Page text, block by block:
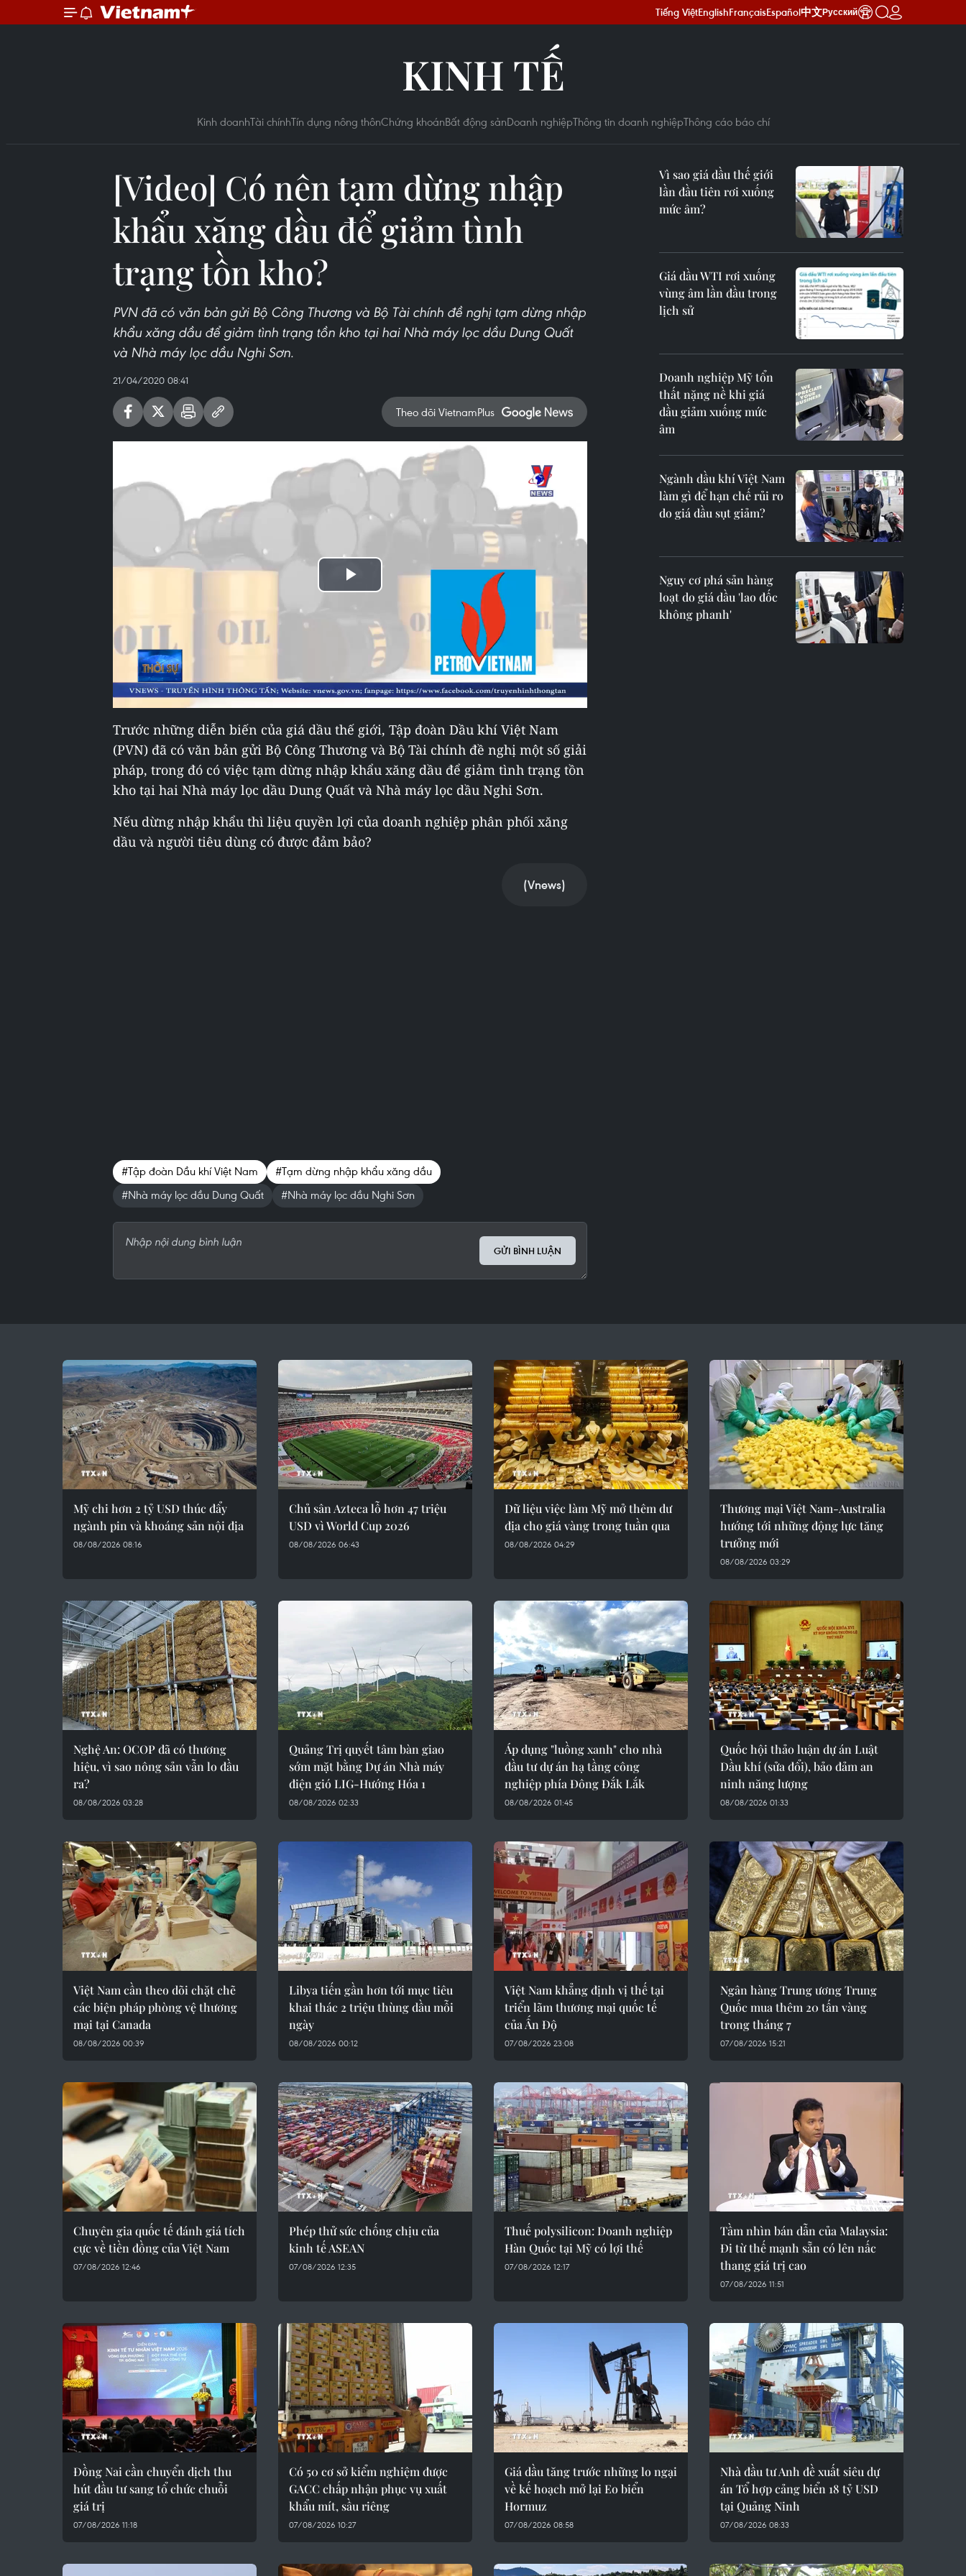
Tiếng ViệtEnglishFrançaisEspañol中文Русский
KINH TẾ
Kinh doanhTài chínhTín dụng nông thônChứng khoánBất động sảnDoanh nghiệpThông tin doanh nghiệpThông cáo báo chí
[Video] Có nên tạm dừng nhập
khẩu xăng dầu để giảm tình
trạng tồn kho?
PVN đã có văn bản gửi Bộ Công Thương và Bộ Tài chính đề nghị tạm dừng nhập
khẩu xăng dầu để giảm tình trạng tồn kho tại hai Nhà máy lọc dầu Dung Quất
và Nhà máy lọc dầu Nghi Sơn.
21/04/2020 08:41
Theo dõi VietnamPlus
Play
Video
Trước những diễn biến của giá dầu thế giới, Tập đoàn Dầu khí Việt Nam
(PVN) đã có văn bản gửi Bộ Công Thương và Bộ Tài chính đề nghị một số giải
pháp, trong đó có việc tạm dừng nhập khẩu xăng dầu để giảm tình trạng tồn
kho tại hai Nhà máy lọc dầu Dung Quất và Nhà máy lọc dầu Nghi Sơn.
Nếu dừng nhập khẩu thì liệu quyền lợi của doanh nghiệp phân phối xăng
dầu và người tiêu dùng có được đảm bảo?
(Vnews)
#Tập đoàn Dầu khí Việt Nam
#Tạm dừng nhập khẩu xăng dầu
#Nhà máy lọc dầu Dung Quất
#Nhà máy lọc dầu Nghi Sơn
GỬI BÌNH LUẬN
Vì sao giá dầu thế giới
lần đầu tiên rơi xuống
mức âm?
Giá dầu WTI rơi xuống
vùng âm lần đầu trong
lịch sử
Doanh nghiệp Mỹ tổn
thất nặng nề khi giá
dầu giảm xuống mức
âm
Ngành dầu khí Việt Nam
làm gì để hạn chế rủi ro
do giá dầu sụt giảm?
Nguy cơ phá sản hàng
loạt do giá dầu 'lao đốc
không phanh'
Mỹ chi hơn 2 tỷ USD thúc đẩy
ngành pin và khoáng sản nội địa
08/08/2026 08:16
Chủ sân Azteca lỗ hơn 47 triệu
USD vì World Cup 2026
08/08/2026 06:43
Dữ liệu việc làm Mỹ mở thêm dư
địa cho giá vàng trong tuần qua
08/08/2026 04:29
Thương mại Việt Nam-Australia
hướng tới những động lực tăng
trưởng mới
08/08/2026 03:29
Nghệ An: OCOP đã có thương
hiệu, vì sao nông sản vẫn lo đầu
ra?
08/08/2026 03:28
Quảng Trị quyết tâm bàn giao
sớm mặt bằng Dự án Nhà máy
điện gió LIG-Hướng Hóa 1
08/08/2026 02:33
Áp dụng "luồng xanh" cho nhà
đầu tư dự án hạ tầng công
nghiệp phía Đông Đắk Lắk
08/08/2026 01:45
Quốc hội thảo luận dự án Luật
Dầu khí (sửa đổi), bảo đảm an
ninh năng lượng
08/08/2026 01:33
Việt Nam cần theo dõi chặt chẽ
các biện pháp phòng vệ thương
mại tại Canada
08/08/2026 00:39
Libya tiến gần hơn tới mục tiêu
khai thác 2 triệu thùng dầu mỗi
ngày
08/08/2026 00:12
Việt Nam khẳng định vị thế tại
triển lãm thương mại quốc tế
của Ấn Độ
07/08/2026 23:08
Ngân hàng Trung ương Trung
Quốc mua thêm 20 tấn vàng
trong tháng 7
07/08/2026 15:21
Chuyên gia quốc tế đánh giá tích
cực về tiền đồng của Việt Nam
07/08/2026 12:46
Phép thử sức chống chịu của
kinh tế ASEAN
07/08/2026 12:35
Thuế polysilicon: Doanh nghiệp
Hàn Quốc tại Mỹ có lợi thế
07/08/2026 12:17
Tầm nhìn bán dẫn của Malaysia:
Đi từ thế mạnh sẵn có lên nấc
thang giá trị cao
07/08/2026 11:51
Đồng Nai cần chuyển dịch thu
hút đầu tư sang tổ chức chuỗi
giá trị
07/08/2026 11:18
Có 50 cơ sở kiểm nghiệm được
GACC chấp nhận phục vụ xuất
khẩu mít, sầu riêng
07/08/2026 10:27
Giá dầu tăng trước những lo ngại
về kế hoạch mở lại Eo biển
Hormuz
07/08/2026 08:58
Nhà đầu tư Anh đề xuất siêu dự
án Tổ hợp cảng biển 18 tỷ USD
tại Quảng Ninh
07/08/2026 08:33